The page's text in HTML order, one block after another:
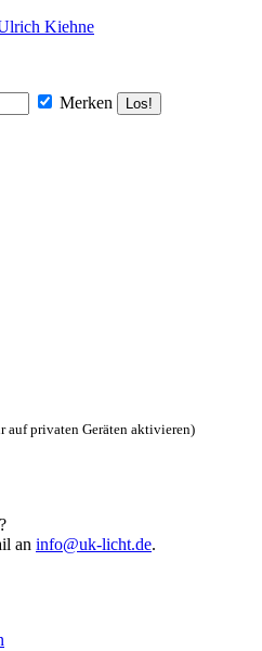
Merken Los!
auf privaten Geräten aktivieren)
an info@uk-licht.de.